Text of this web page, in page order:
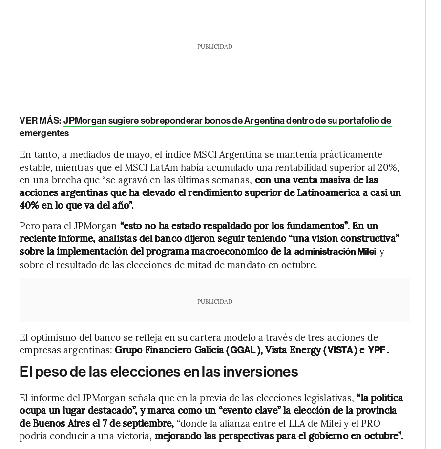
PUBLICIDAD
VER MÁS: JPMorgan sugiere sobreponderar bonos de Argentina dentro de su portafolio de
emergentes
En tanto, a mediados de mayo, el índice MSCI Argentina se mantenía prácticamente
estable, mientras que el MSCI LatAm había acumulado una rentabilidad superior al 20%,
en una brecha que “se agravó en las últimas semanas, con una venta masiva de las
acciones argentinas que ha elevado el rendimiento superior de Latinoamérica a casi un
40% en lo que va del año”.
Pero para el JPMorgan “esto no ha estado respaldado por los fundamentos”. En un
reciente informe, analistas del banco dijeron seguir teniendo “una visión constructiva”
sobre la implementación del programa macroeconómico de la administración Milei y
sobre el resultado de las elecciones de mitad de mandato en octubre.
PUBLICIDAD
El optimismo del banco se refleja en su cartera modelo a través de tres acciones de
empresas argentinas:Grupo Financiero Galicia (GGAL), Vista Energy (VISTA) e YPF.
El peso de las elecciones en las inversiones
El informe del JPMorgan señala que en la previa de las elecciones legislativas,“la política
ocupa un lugar destacado”, y marca como un “evento clave” la elección de la provincia
de Buenos Aires el 7 de septiembre, “donde la alianza entre el LLA de Milei y el PRO
podría conducir a una victoria, mejorando las perspectivas para el gobierno en octubre”.